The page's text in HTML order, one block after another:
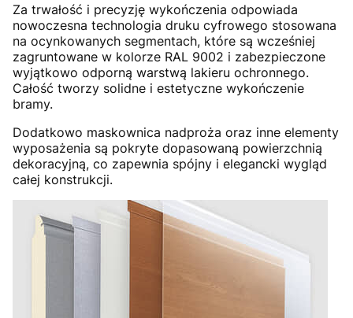
Za trwałość i precyzję wykończenia odpowiada
nowoczesna technologia druku cyfrowego stosowana
na ocynkowanych segmentach, które są wcześniej
zagruntowane w kolorze RAL 9002 i zabezpieczone
wyjątkowo odporną warstwą lakieru ochronnego.
Całość tworzy solidne i estetyczne wykończenie
bramy.
Dodatkowo maskownica nadproża oraz inne elementy
wyposażenia są pokryte dopasowaną powierzchnią
dekoracyjną, co zapewnia spójny i elegancki wygląd
całej konstrukcji.